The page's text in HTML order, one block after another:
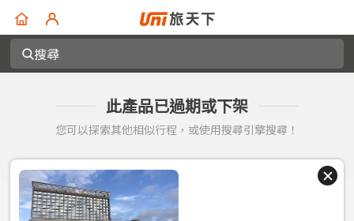
搜尋
此產品已過期或下架
您可以探索其他相似行程，或使用搜尋引擎搜尋！